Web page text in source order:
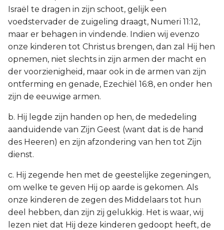
Israël te dragen in zijn schoot, gelijk een
voedstervader de zuigeling draagt, Numeri 11:12,
maar er behagen in vindende. Indien wij evenzo
onze kinderen tot Christus brengen, dan zal Hij hen
opnemen, niet slechts in zijn armen der macht en
der voorzienigheid, maar ook in de armen van zijn
ontferming en genade, Ezechiël 16:8, en onder hen
zijn de eeuwige armen.
b. Hij legde zijn handen op hen, de mededeling
aanduidende van Zijn Geest (want dat is de hand
des Heeren) en zijn afzondering van hen tot Zijn
dienst.
c. Hij zegende hen met de geestelijke zegeningen,
om welke te geven Hij op aarde is gekomen. Als
onze kinderen de zegen des Middelaars tot hun
deel hebben, dan zijn zij gelukkig. Het is waar, wij
lezen niet dat Hij deze kinderen gedoopt heeft, de